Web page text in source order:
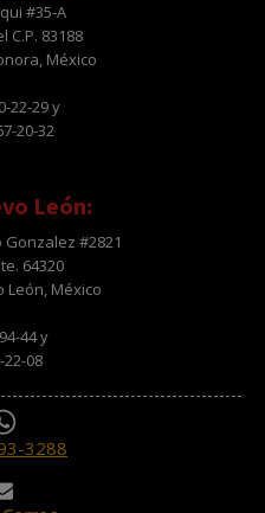
#35-A
C.P. 83188
México
22-29 y
20-32
León:
Gonzalez #2821
64320
León, México
44 y
22-08
3288